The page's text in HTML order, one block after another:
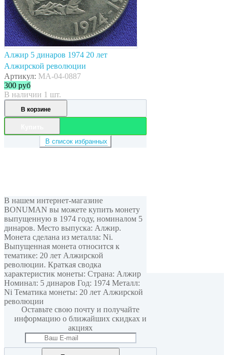
Алжир 5 динаров 1974 20 лет
Алжирской революции
Артикул: MA-04-0887
300 руб
В наличии 1 шт.
В корзине
В список избранных
В нашем интернет-магазине
BONUMAN вы можете купить монету
выпущенную в 1974 году, номиналом 5
динаров. Место выпуска: Алжир.
Монета сделана из металла: Ni.
Выпущенная монета относится к
тематике: 20 лет Алжирской
революции. Краткая сводка
характеристик монеты: Страна: Алжир
Номинал: 5 динаров Год: 1974 Металл:
Ni Тематика монеты: 20 лет Алжирской
революции
Мы в соцсетях
Оставьте свою почту и получайте
информацию о ближайших скидках и
акциях